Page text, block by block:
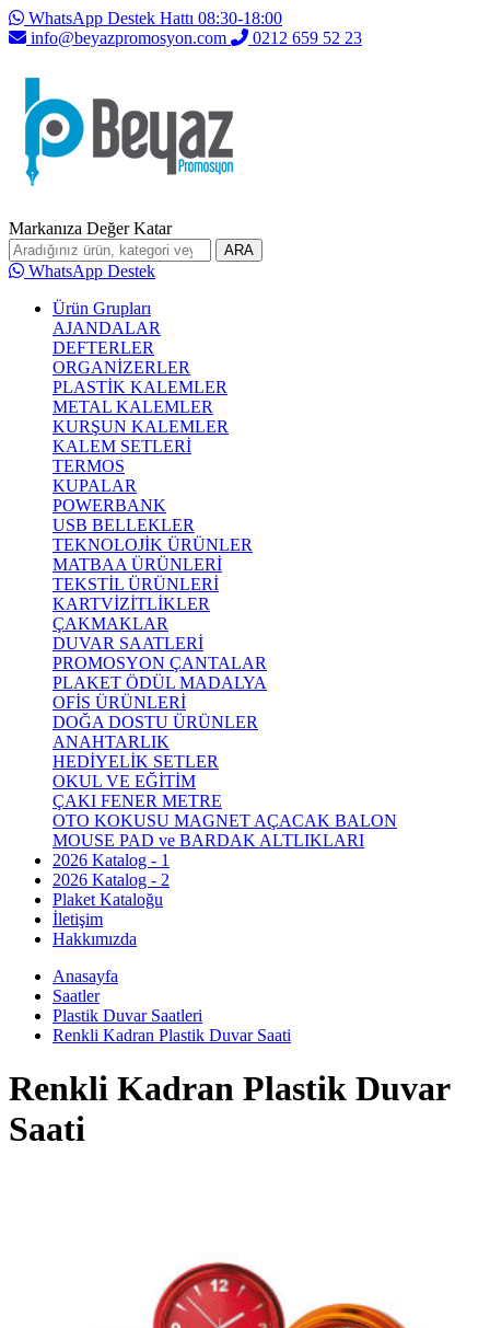
WhatsApp Destek Hattı 08:30-18:00
info@beyazpromosyon.com
0212 659 52 23
Markanıza Değer Katar
ARA
WhatsApp Destek
Ürün Grupları
AJANDALAR
DEFTERLER
ORGANİZERLER
PLASTİK KALEMLER
METAL KALEMLER
KURŞUN KALEMLER
KALEM SETLERİ
TERMOS
KUPALAR
POWERBANK
USB BELLEKLER
TEKNOLOJİK ÜRÜNLER
MATBAA ÜRÜNLERİ
TEKSTİL ÜRÜNLERİ
KARTVİZİTLİKLER
ÇAKMAKLAR
DUVAR SAATLERİ
PROMOSYON ÇANTALAR
PLAKET ÖDÜL MADALYA
OFİS ÜRÜNLERİ
DOĞA DOSTU ÜRÜNLER
ANAHTARLIK
HEDİYELİK SETLER
OKUL VE EĞİTİM
ÇAKI FENER METRE
OTO KOKUSU MAGNET AÇACAK BALON
MOUSE PAD ve BARDAK ALTLIKLARI
2026 Katalog - 1
2026 Katalog - 2
Plaket Kataloğu
İletişim
Hakkımızda
Anasayfa
Saatler
Plastik Duvar Saatleri
Renkli Kadran Plastik Duvar Saati
Renkli Kadran Plastik Duvar
Saati